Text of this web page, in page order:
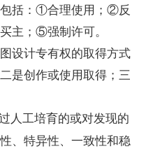
括：①合理使用；②反
主；⑤强制许可。
计专有权的取得方式
是创作或使用取得；三
人工培育的或对发现的
、特异性、一致性和稳